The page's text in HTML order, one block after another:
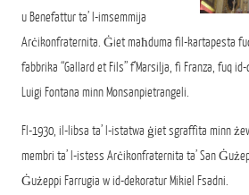
u Benefattur ta’ l-imsemmija
Arċikonfraternita. Ġiet maħduma fil-kartapesta
fabbrika “Gallard et Fils” f’Marsilja, fi Franza, fuq
Luigi Fontana minn Monsanpietrangeli.
Fl-1930, il-libsa ta’ l-istatwa ġiet sgraffita minn
membri ta’ l-istess Arċikonfraternita ta’ San
Ġużeppi Farrugia w id-dekoratur Mikiel Fsadni.